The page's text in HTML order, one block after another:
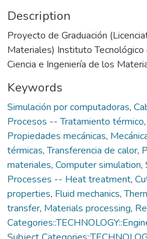
Description
Proyecto de Graduación
Materiales) Instituto Tecnológico
Ciencia e Ingeniería de los
Keywords
Simulación por computadoras,
Procesos -- Tratamiento térmico,
Propiedades mecánicas,
térmicas,Transferencia de calor,
materiales, Computer simulation,
Processes -- Heat treatment,
properties, Fluid mechanics,
transfer, Materials processing,